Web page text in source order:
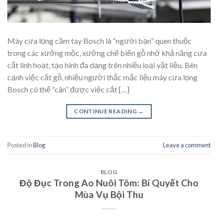
Máy cưa lọng cầm tay Bosch là “người bạn” quen thuộc
trong các xưởng mộc, xưởng chế biến gỗ nhờ khả năng cưa
cắt linh hoạt, tạo hình đa dạng trên nhiều loại vật liệu. Bên
cạnh việc cắt gỗ, nhiều người thắc mắc liệu máy cưa lọng
Bosch có thể “cân” được việc cắt […]
CONTINUE READING →
Posted inBlog Leave a comment
BLOG
Độ Đục Trong Ao Nuôi Tôm: Bí Quyết Cho
Mùa Vụ Bội Thu